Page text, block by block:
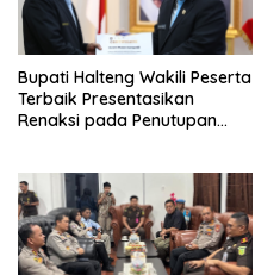
Bupati Halteng Wakili Peserta
Terbaik Presentasikan
Renaksi pada Penutupan